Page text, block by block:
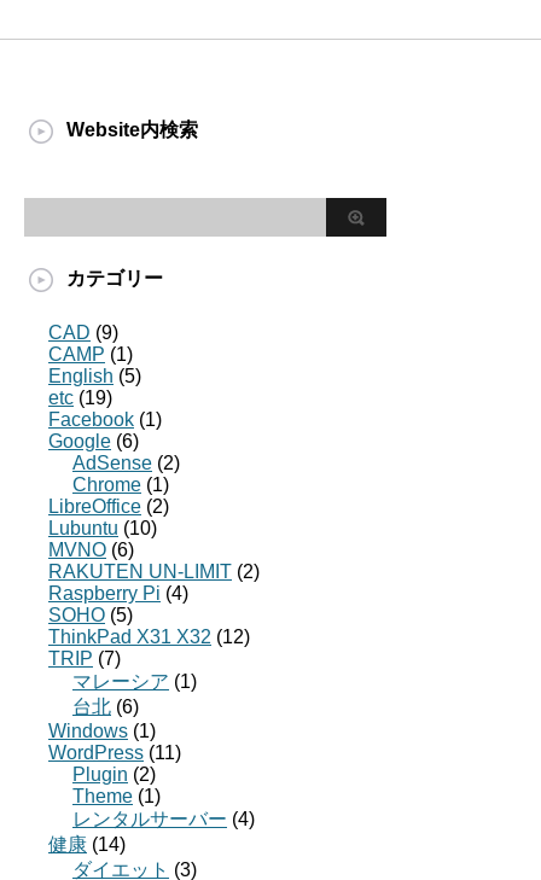
Website内検索
カテゴリー
CAD (9)
CAMP (1)
English (5)
etc (19)
Facebook (1)
Google (6)
AdSense (2)
Chrome (1)
LibreOffice (2)
Lubuntu (10)
MVNO (6)
RAKUTEN UN-LIMIT (2)
Raspberry Pi (4)
SOHO (5)
ThinkPad X31 X32 (12)
TRIP (7)
マレーシア (1)
台北 (6)
Windows (1)
WordPress (11)
Plugin (2)
Theme (1)
レンタルサーバー (4)
健康 (14)
ダイエット (3)